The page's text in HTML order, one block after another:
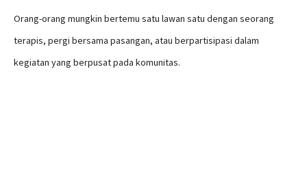
Orang-orang mungkin bertemu satu lawan satu dengan seorang
terapis, pergi bersama pasangan, atau berpartisipasi dalam
kegiatan yang berpusat pada komunitas.